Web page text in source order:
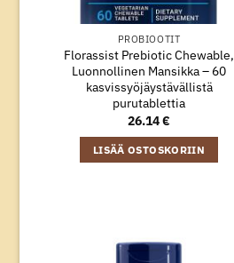
PROBIOOTIT
Florassist Prebiotic Chewable,
Luonnollinen Mansikka – 60
kasvissyöjäystävällistä
purutablettia
26.14€
LISÄÄ OSTOSKORIIN